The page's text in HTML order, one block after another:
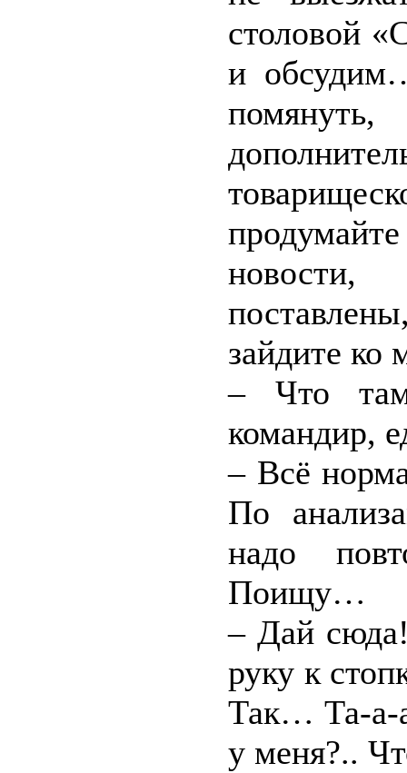
столовой
и
зайдите ко
– Что
командир,
– Всё
По
надо
Поищу…
– Дай сюда!
руку к
Так… Та-а-
у меня?..